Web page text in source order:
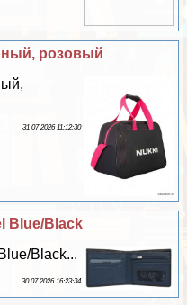
розовый
31 07 2026 11:12:30
Blue/Black
Black...
30 07 2026 16:23:34